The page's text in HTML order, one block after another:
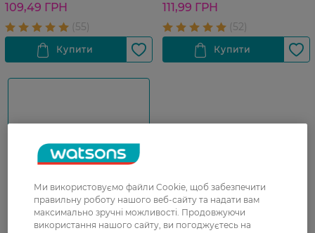
109,49 ГРН 111,99 ГРН
Показати ще
Ми використовуємо файли Cookie, щоб забезпечити
правильну роботу нашого веб-сайту та надати вам
максимально зручні можливості. Продовжуючи
використання нашого сайту, ви погоджуєтесь на